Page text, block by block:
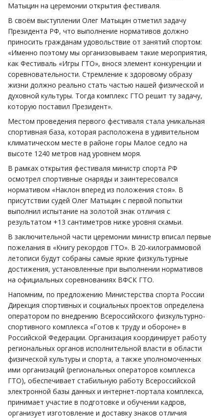
Матыцин на церемонии открытия фестиваля.
В своём выступлении Олег Матыцин отметил задачу
Президента РФ, что выполнение нормативов должно
приносить гражданам удовольствие от занятий спортом:
«Именно поэтому мы организовываем такие мероприятия,
как Фестиваль «Игры ГТО», внося элемент конкуренции и
соревновательности. Стремление к здоровому образу
жизни должно реально стать частью нашей физической и
духовной культуры. Тогда комплекс ГТО решит ту задачу,
которую поставил Президент».
Местом проведения первого фестиваля стала уникальная
спортивная база, которая расположена в удивительном
климатическом месте в районе горы Малое седло на
высоте 1240 метров над уровнем моря.
В рамках открытия фестиваля министр спорта РФ
осмотрел спортивные снаряды и заинтересовался
нормативом «Наклон вперед из положения стоя». В
присутствии судей Олег Матыцин с первой попытки
выполнил испытание на золотой знак отличия с
результатом +13 сантиметров ниже уровня скамьи.
В заключительной части церемонии министр вписал первые
пожелания в «Книгу рекордов ГТО». В 20-килограммовой
летописи будут собраны самые яркие физкультурные
достижения, установленные при выполнении нормативов
на официальных соревнованиях ВФСК ГТО.
Напомним, по предложению Министерства спорта России
Дирекция спортивных и социальных проектов определена
оператором по внедрению Всероссийского физкультурно-
спортивного комплекса «Готов к труду и обороне» в
Российской Федерации. Организация координирует работу
региональных органов исполнительной власти в области
физической культуры и спорта, а также уполномоченных
ими организаций (региональных операторов комплекса
ГТО), обеспечивает стабильную работу Всероссийской
электронной базы данных и интернет-портала комплекса,
принимает участие в подготовке и обучении кадров,
организует изготовление и доставку знаков отличия